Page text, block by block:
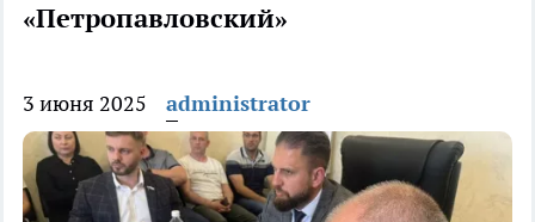
«Петропавловский»
3 июня 2025 administrator